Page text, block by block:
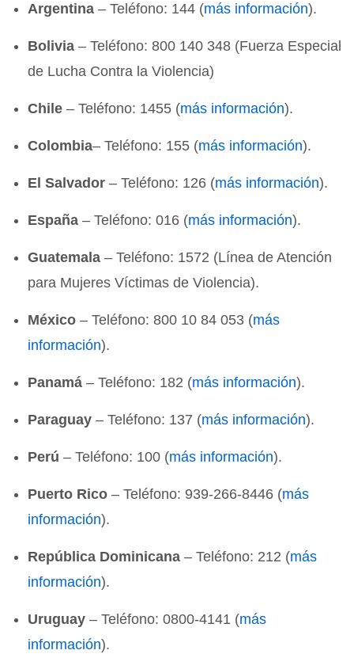
Argentina – Teléfono: 144 (más información).
Bolivia – Teléfono: 800 140 348 (Fuerza Especial
de Lucha Contra la Violencia)
Chile – Teléfono: 1455 (más información).
Colombia– Teléfono: 155 (más información).
El Salvador– Teléfono: 126 (más información).
España– Teléfono: 016 (más información).
Guatemala– Teléfono: 1572 (Línea de Atención
para Mujeres Víctimas de Violencia).
México– Teléfono: 800 10 84 053 (más
información).
Panamá– Teléfono: 182 (más información).
Paraguay– Teléfono: 137 (más información).
Perú– Teléfono: 100 (más información).
Puerto Rico– Teléfono: 939-266-8446 (más
información).
República Dominicana– Teléfono: 212 (más
información).
Uruguay– Teléfono: 0800-4141 (más
información).